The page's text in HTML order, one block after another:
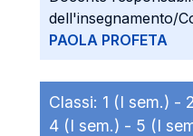
dell'insegnamento/
PAOLA PROFETA
Classi: 1 (I sem.) -
4 (I sem.) - 5 (I